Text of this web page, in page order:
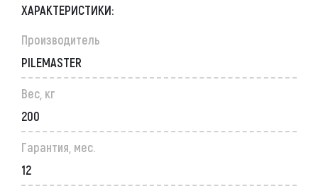
ХАРАКТЕРИСТИКИ:
Производитель
PILEMASTER
Вес, кг
200
Гарантия, мес.
12